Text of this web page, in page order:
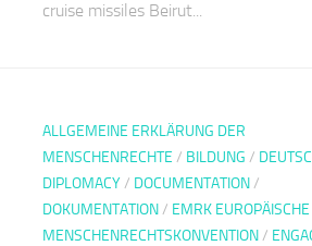
cruise missiles Beirut...
ALLGEMEINE ERKLÄRUNG DER
MENSCHENRECHTE / BILDUNG /
DIPLOMACY/ DOCUMENTATION/
DOKUMENTATION/ EMRK EUROPÄISCHE
MENSCHENRECHTSKONVENTION/